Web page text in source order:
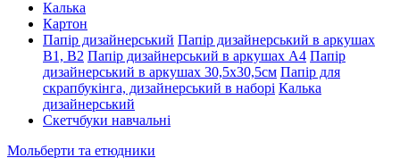
Калька
Картон
Папір дизайнерський Папір дизайнерський в аркушах
В1, В2 Папір дизайнерський в аркушах А4 Папір
дизайнерський в аркушах 30,5х30,5см Папір для
скрапбукінга, дизайнерський в наборі Калька
дизайнерський
Скетчбуки навчальні
Мольберти та етюдники